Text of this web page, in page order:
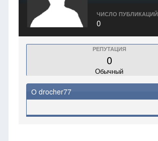
ЧИСЛО ПУБЛИКАЦИЙ
0
РЕПУТАЦИЯ
0
Обычный
О drocher77